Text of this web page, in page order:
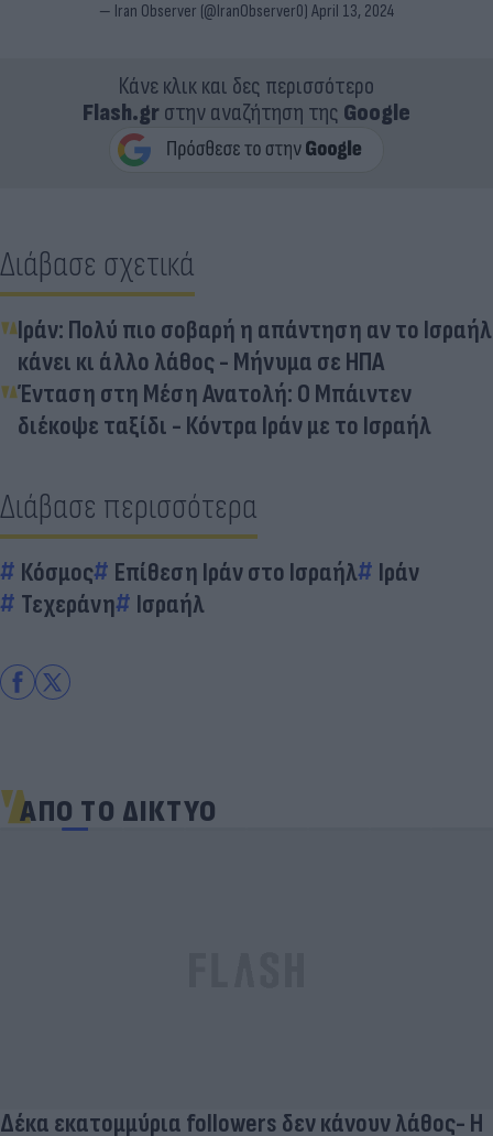
— Iran Observer (@IranObserver0) April 13, 2024
Κάνε κλικ και δες περισσότερο
Flash.grστην αναζήτηση της Google
Διάβασε σχετικά
Ιράν: Πολύ πιο σοβαρή η απάντηση αν το Ισραήλ
κάνει κι άλλο λάθος - Μήνυμα σε ΗΠΑ
Ένταση στη Μέση Ανατολή: Ο Μπάιντεν
διέκοψε ταξίδι - Κόντρα Ιράν με το Ισραήλ
Διάβασε περισσότερα
Κόσμος Επίθεση Ιράν στο Ισραήλ
Ιράν
Τεχεράνη
Ισραήλ
ΑΠΟ ΤΟ ΔΙΚΤΥΟ
Δέκα εκατομμύρια followers δεν κάνουν λάθος- Η